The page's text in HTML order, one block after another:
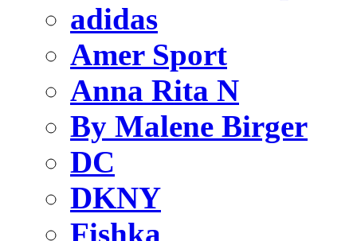
adidas
Amer Sport
Anna Rita N
By Malene Birger
DC
DKNY
Fishka